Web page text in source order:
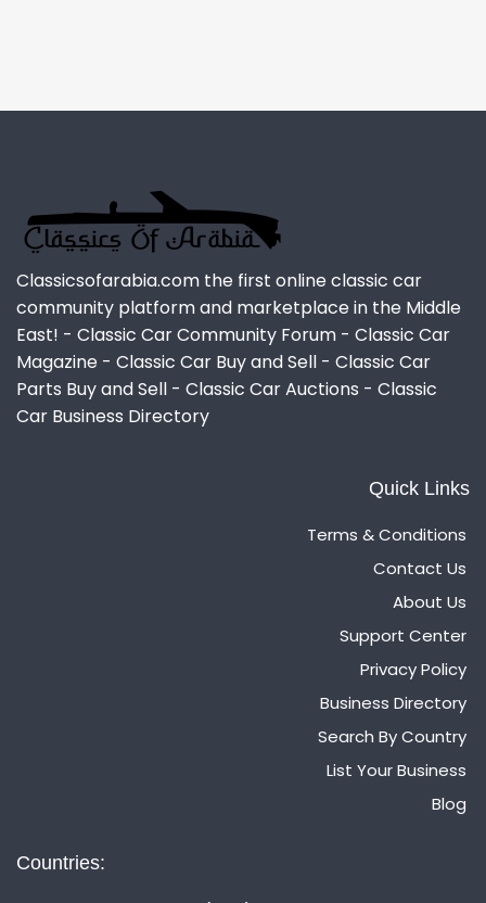
Classicsofarabia.com the first online classic car
community platform and marketplace in the Middle
East! - Classic Car Community Forum - Classic Car
Magazine - Classic Car Buy and Sell - Classic Car
Parts Buy and Sell - Classic Car Auctions - Classic
Car Business Directory
Quick Links
Terms & Conditions
Contact Us
About Us
Support Center
Privacy Policy
Business Directory
Search By Country
List Your Business
Blog
Countries: